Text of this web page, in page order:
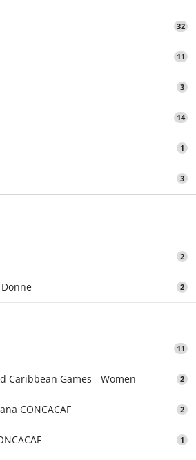
32
11
3
14
1
3
2
2
11
Caribbean Games - Women 2
CONCACAF 2
1